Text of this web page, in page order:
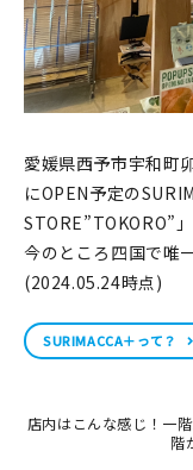
紙
本
雑貨
はんこ
台湾グッズ
在庫限り
愛媛県西予市宇和町
にOPEN予定の
STORE”TOKORO”
今のところ四国で唯
(2024.05.24時点)
SURIMACCA＋って？
店内はこんな感じ！一
階